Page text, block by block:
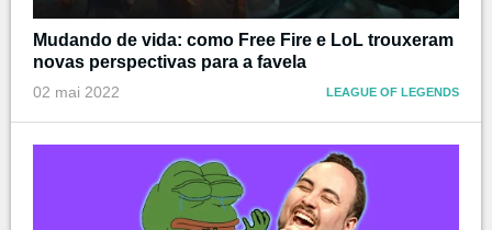
Mudando de vida: como Free Fire e LoL trouxeram
novas perspectivas para a favela
02 mai 2022 LEAGUE OF LEGENDS